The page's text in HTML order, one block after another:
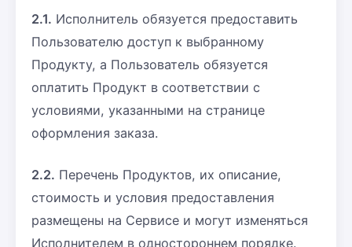
2.1. Исполнитель обязуется предоставить
Пользователю доступ к выбранному
Продукту, а Пользователь обязуется
оплатить Продукт в соответствии с
условиями, указанными на странице
оформления заказа.
2.2. Перечень Продуктов, их описание,
стоимость и условия предоставления
размещены на Сервисе и могут изменяться
Исполнителем в одностороннем порядке.